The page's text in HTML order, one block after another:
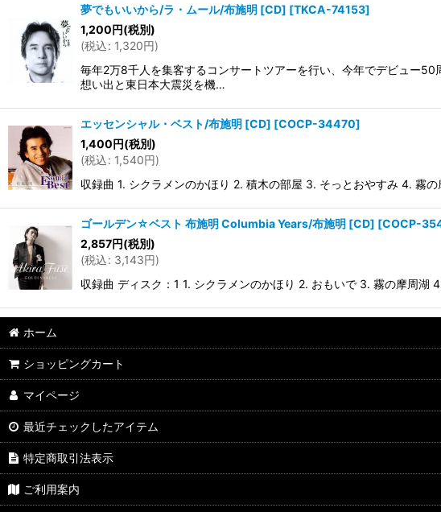
夢でもいいから/ラ・ムール/布施明 [CD] [TKCA-74153]
1,200円(税別)
(税込: 1,320円)
毎年2万8千人を集客するコンサートツアーを行い、今年でデビュー
想い出と東日本大震災を機…
エッセンシャル・ベスト/布施明 [CD] [COCP-34470]
1,400円(税別)
(税込: 1,540円)
収録曲 1. シクラメンのかほり 2. 積木の部屋 3. そっとおやすみ 4. 霧
ゴールデン☆ベスト 布施明 Columbia Years/布施明 [CD] [COCP-
2,857円(税別)
(税込: 3,143円)
収録曲 ディスク：1 1. シクラメンのかほり 2. おもいで 3. 霧の摩周
ホーム
ショッピングカート
マイページ
最近チェックしたアイテム
特定商取引法表示
ご利用案内